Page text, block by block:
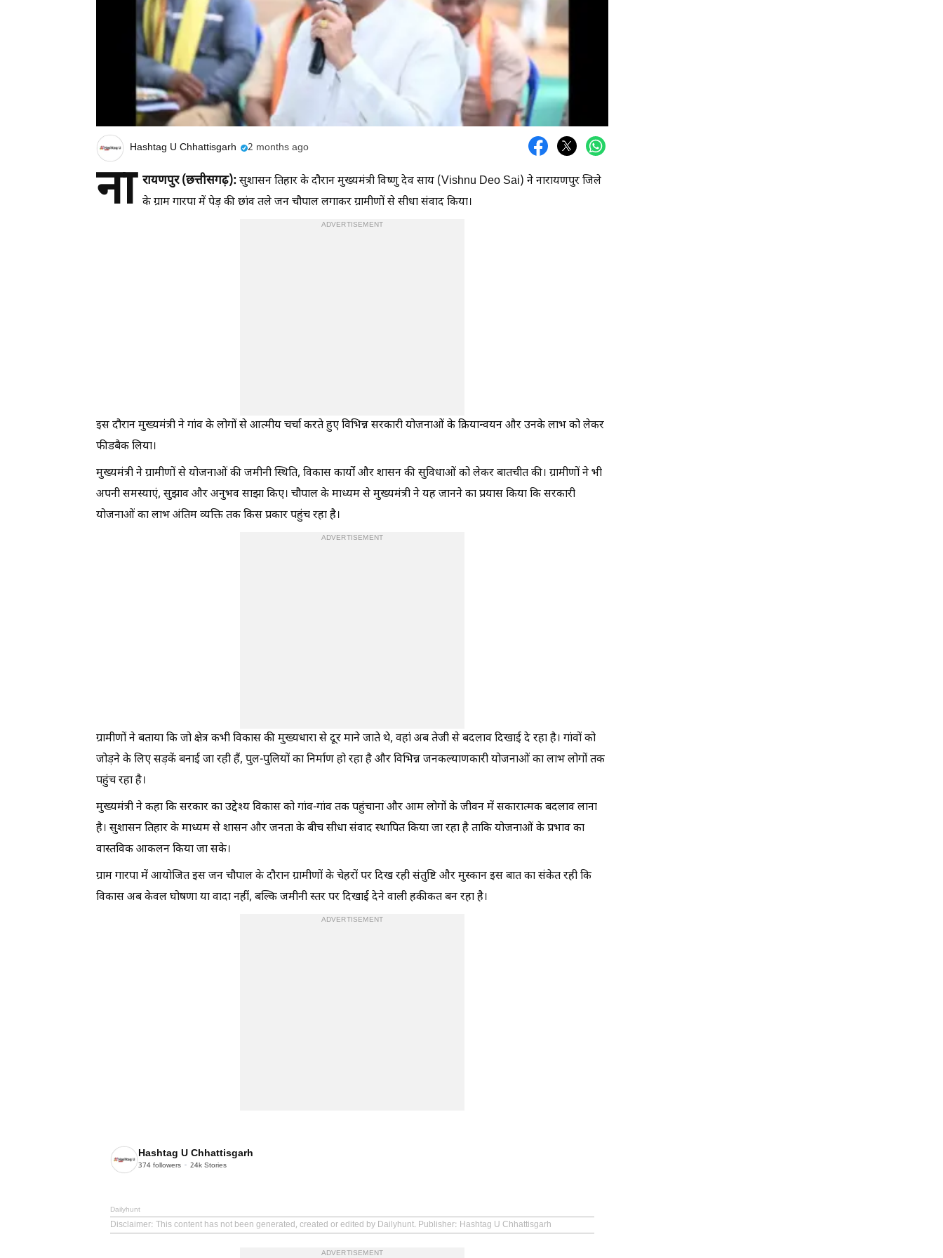
Hashtag U Chhattisgarh 2 months ago
ना रायणपुर (छत्तीसगढ़):सुशासन तिहार के दौरान मुख्यमंत्री विष्णु देव साय (Vishnu Deo Sai) ने नारायणपुर जिले
के ग्राम गारपा में पेड़ की छांव तले जन चौपाल लगाकर ग्रामीणों से सीधा संवाद किया।
ADVERTISEMENT
इस दौरान मुख्यमंत्री ने गांव के लोगों से आत्मीय चर्चा करते हुए विभिन्न सरकारी योजनाओं के क्रियान्वयन और उनके लाभ को लेकर
फीडबैक लिया।
मुख्यमंत्री ने ग्रामीणों से योजनाओं की जमीनी स्थिति, विकास कार्यों और शासन की सुविधाओं को लेकर बातचीत की। ग्रामीणों ने भी
अपनी समस्याएं, सुझाव और अनुभव साझा किए। चौपाल के माध्यम से मुख्यमंत्री ने यह जानने का प्रयास किया कि सरकारी
योजनाओं का लाभ अंतिम व्यक्ति तक किस प्रकार पहुंच रहा है।
ADVERTISEMENT
ग्रामीणों ने बताया कि जो क्षेत्र कभी विकास की मुख्यधारा से दूर माने जाते थे, वहां अब तेजी से बदलाव दिखाई दे रहा है। गांवों को
जोड़ने के लिए सड़कें बनाई जा रही हैं, पुल-पुलियों का निर्माण हो रहा है और विभिन्न जनकल्याणकारी योजनाओं का लाभ लोगों तक
पहुंच रहा है।
मुख्यमंत्री ने कहा कि सरकार का उद्देश्य विकास को गांव-गांव तक पहुंचाना और आम लोगों के जीवन में सकारात्मक बदलाव लाना
है। सुशासन तिहार के माध्यम से शासन और जनता के बीच सीधा संवाद स्थापित किया जा रहा है ताकि योजनाओं के प्रभाव का
वास्तविक आकलन किया जा सके।
ग्राम गारपा में आयोजित इस जन चौपाल के दौरान ग्रामीणों के चेहरों पर दिख रही संतुष्टि और मुस्कान इस बात का संकेत रही कि
विकास अब केवल घोषणा या वादा नहीं, बल्कि जमीनी स्तर पर दिखाई देने वाली हकीकत बन रहा है।
ADVERTISEMENT
Hashtag U Chhattisgarh
374 followers 24k Stories
Dailyhunt
Disclaimer: This content has not been generated, created or edited by Dailyhunt. Publisher: Hashtag U Chhattisgarh
ADVERTISEMENT